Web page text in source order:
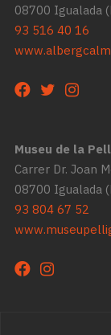
08700 Igualada
93 516 40 16
Museu de la
Carrer Dr. Joan
08700 Igualada
93 804 67 52